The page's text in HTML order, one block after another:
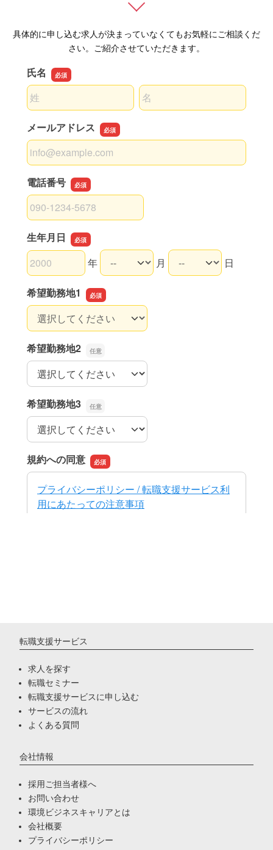
具体的に申し込む求人が決まっていなくてもお気軽にご相談くだ
さい。ご紹介させていただきます。
転職支援サービス
求人を探す
転職セミナー
転職支援サービスに申し込む
サービスの流れ
よくある質問
会社情報
採用ご担当者様へ
お問い合わせ
環境ビジネスキャリアとは
会社概要
プライバシーポリシー